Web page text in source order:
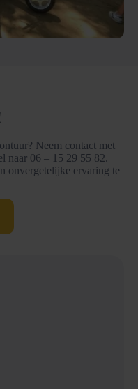
Neem contact met
naar 06 – 15 29 55 82.
onvergetelijke ervaring te